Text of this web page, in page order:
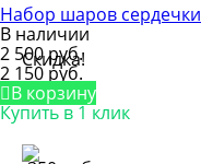
Скидка!
Набор шаров сердечки
В наличии
2 500 руб.
2 150 руб.
В корзину
Купить в 1 клик